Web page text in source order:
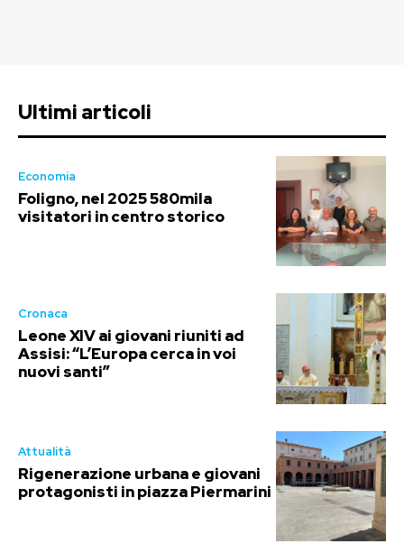
Ultimi articoli
Economia
Foligno, nel 2025 580mila
visitatori in centro storico
Cronaca
Leone XIV ai giovani riuniti ad
Assisi: “L’Europa cerca in voi
nuovi santi”
Attualità
Rigenerazione urbana e giovani
protagonisti in piazza Piermarini